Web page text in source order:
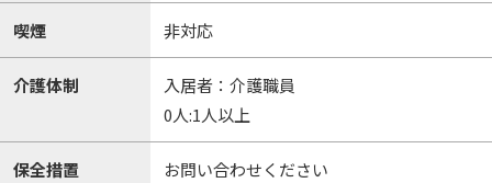
喫煙 非対応
介護体制
入居者：介護職員
0人:1人以上
保全措置 お問い合わせください